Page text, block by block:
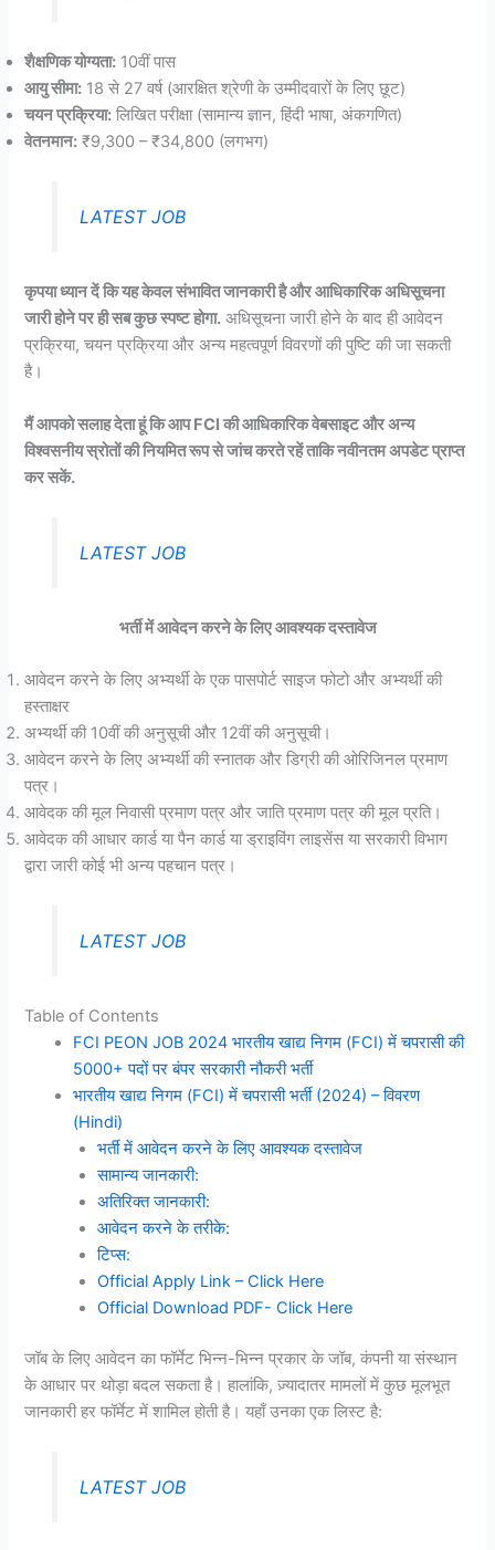
शैक्षणिक योग्यता: 10वीं पास
आयु सीमा: 18 से 27 वर्ष (आरक्षित श्रेणी के उम्मीदवारों के लिए छूट)
चयन प्रक्रिया: लिखित परीक्षा (सामान्य ज्ञान, हिंदी भाषा, अंकगणित)
वेतनमान: ₹9,300 – ₹34,800 (लगभग)
LATEST JOB
कृपया ध्यान दें कि यह केवल संभावित जानकारी है और आधिकारिक अधिसूचना
जारी होने पर ही सब कुछ स्पष्ट होगा. अधिसूचना जारी होने के बाद ही आवेदन
प्रक्रिया, चयन प्रक्रिया और अन्य महत्वपूर्ण विवरणों की पुष्टि की जा सकती
है।
मैं आपको सलाह देता हूं कि आप FCI की आधिकारिक वेबसाइट और अन्य
विश्वसनीय स्रोतों की नियमित रूप से जांच करते रहें ताकि नवीनतम अपडेट प्राप्त
कर सकें.
LATEST JOB
भर्ती में आवेदन करने के लिए आवश्यक दस्तावेज
आवेदन करने के लिए अभ्यर्थी के एक पासपोर्ट साइज फोटो और अभ्यर्थी की
हस्ताक्षर
अभ्यर्थी की 10वीं की अनुसूची और 12वीं की अनुसूची।
आवेदन करने के लिए अभ्यर्थी की स्नातक और डिग्री की ओरिजिनल प्रमाण
पत्र।
आवेदक की मूल निवासी प्रमाण पत्र और जाति प्रमाण पत्र की मूल प्रति।
आवेदक की आधार कार्ड या पैन कार्ड या ड्राइविंग लाइसेंस या सरकारी विभाग
द्वारा जारी कोई भी अन्य पहचान पत्र।
LATEST JOB
Table of Contents
FCI PEON JOB 2024 भारतीय खाद्य निगम (FCI) में चपरासी की
5000+ पदों पर बंपर सरकारी नौकरी भर्ती
भारतीय खाद्य निगम (FCI) में चपरासी भर्ती (2024) – विवरण
(Hindi)
भर्ती में आवेदन करने के लिए आवश्यक दस्तावेज
सामान्य जानकारी:
अतिरिक्त जानकारी:
आवेदन करने के तरीके:
टिप्स:
Official Apply Link – Click Here
Official Download PDF- Click Here
जॉब के लिए आवेदन का फॉर्मेट भिन्न-भिन्न प्रकार के जॉब, कंपनी या संस्थान
के आधार पर थोड़ा बदल सकता है। हालांकि, ज़्यादातर मामलों में कुछ मूलभूत
जानकारी हर फॉर्मेट में शामिल होती है। यहाँ उनका एक लिस्ट है:
LATEST JOB